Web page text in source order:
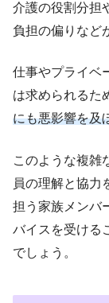
介護の役割分担
負担の偏りなど
仕事やプライベ
は求められるた
にも悪影響を及
このような複雑
員の理解と協力
担う家族メンバ
バイスを受ける
でしょう。